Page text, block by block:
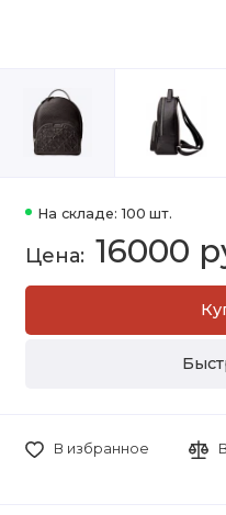
На складе: 100 шт.
16000
В избранное